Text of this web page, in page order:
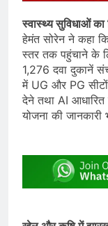
स्वास्थ्य सुविधाओं का
हेमंत सोरेन ने कहा
स्तर तक पहुंचाने के
1,276 दवा दुकानें
में UG और PG सीटों
देने तथा AI
योजना की जानकारी